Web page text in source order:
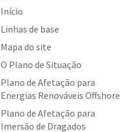
Início
Linhas de base
Mapa do site
O Plano de Situação
Plano de Afetação para
Energias Renováveis Offshore
Plano de Afetação para
Imersão de Dragados